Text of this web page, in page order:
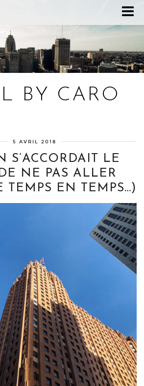
BY CARO
5 AVRIL 2018
S’ACCORDAIT LE
NE PAS ALLER
TEMPS EN TEMPS…)